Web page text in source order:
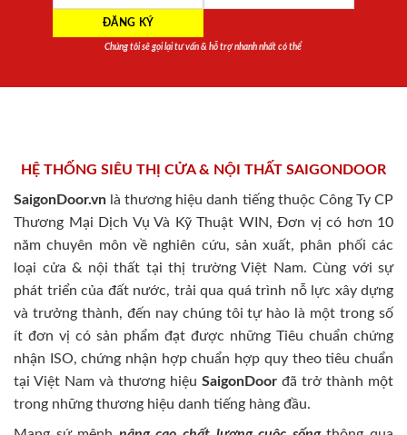
Chúng tôi sẽ gọi lại tư vấn & hỗ trợ nhanh nhất có thể
HỆ THỐNG SIÊU THỊ CỬA & NỘI THẤT SAIGONDOOR
SaigonDoor.vn là thương hiệu danh tiếng thuộc Công Ty CP
Thương Mại Dịch Vụ Và Kỹ Thuật WIN, Đơn vị có hơn 10
năm chuyên môn về nghiên cứu, sản xuất, phân phối các
loại cửa & nội thất tại thị trường Việt Nam. Cùng với sự
phát triển của đất nước, trải qua quá trình nỗ lực xây dựng
và trưởng thành, đến nay chúng tôi tự hào là một trong số
ít đơn vị có sản phẩm đạt được những Tiêu chuẩn chứng
nhận ISO, chứng nhận hợp chuẩn hợp quy theo tiêu chuẩn
tại Việt Nam và thương hiệu SaigonDoor đã trở thành một
trong những thương hiệu danh tiếng hàng đầu.